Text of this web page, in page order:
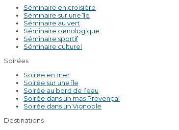
Séminaire en croisière
Séminaire sur une île
Séminaire au vert
Séminaire oenologique
Séminaire sportif
Séminaire culturel
Soirées
Soirée en mer
Soirée sur une île
Soirée au bord de l’eau
Soirée dans un mas Provençal
Soirée dans un Vignoble
Destinations